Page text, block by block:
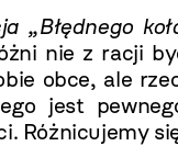
„Błędnego
nie z racji
obce, ale
jest
Różnicujemy